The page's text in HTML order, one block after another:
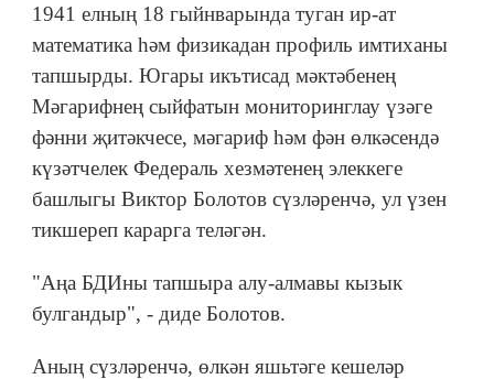
1941 елның 18 гыйнварында туган ир-ат
математика һәм физикадан профиль имтиханы
тапшырды. Югары икътисад мәктәбенең
Мәгарифнең сыйфатын мониторинглау үзәге
фәнни җитәкчесе, мәгариф һәм фән өлкәсендә
күзәтчелек Федераль хезмәтенең элеккеге
башлыгы Виктор Болотов сүзләренчә, ул үзен
тикшереп карарга теләгән.
"Аңа БДИны тапшыра алу-алмавы кызык
булгандыр", - диде Болотов.
Аның сүзләренчә, өлкән яшьтәге кешеләр